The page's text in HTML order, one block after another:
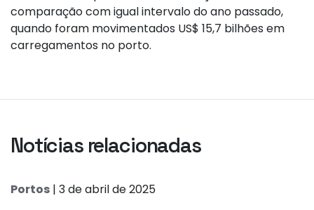
comparação com igual intervalo do ano passado,
quando foram movimentados US$ 15,7 bilhões em
carregamentos no porto.
Notícias relacionadas
Portos | 3 de abril de 2025